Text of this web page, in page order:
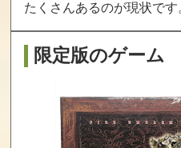
ダブルドラゴ
ン
32,000
ベンチャ
たくさんあるのが現状です
限定版のゲーム